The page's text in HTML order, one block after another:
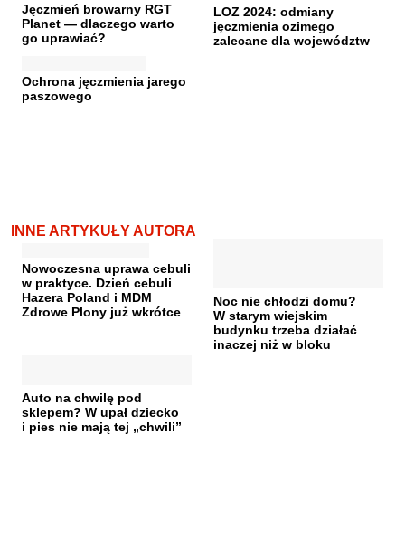
Jęczmień browarny RGT
Planet — dlaczego warto
go uprawiać?
LOZ 2024: odmiany
jęczmienia ozimego
zalecane dla województw
Ochrona jęczmienia jarego
paszowego
INNE ARTYKUŁY AUTORA
Nowoczesna uprawa cebuli
w praktyce. Dzień cebuli
Hazera Poland i MDM
Zdrowe Plony już wkrótce
Noc nie chłodzi domu?
W starym wiejskim
budynku trzeba działać
inaczej niż w bloku
Auto na chwilę pod
sklepem? W upał dziecko
i pies nie mają tej „chwili”